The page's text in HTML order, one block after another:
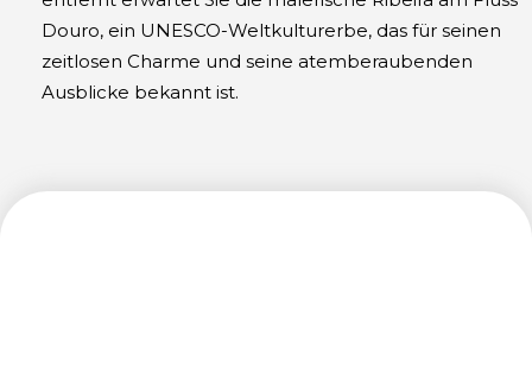
Douro, ein UNESCO-Weltkulturerbe, das für seinen
zeitlosen Charme und seine atemberaubenden
Ausblicke bekannt ist.